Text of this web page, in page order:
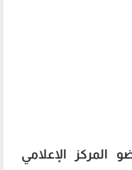
المركز الإعلامي